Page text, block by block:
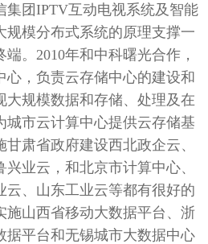
集团IPTV互动电视系统及智能
规模分布式系统的原理支撑一
。2010年和中科曙光合作，
心，负责云存储中心的建设和
大规模数据和存储、处理及在
城市云计算中心提供云存储基
肃省政府建设西北政企云、
业云，和北京市计算中心、
云、山东工业云等都有很好的
施山西省移动大数据平台、浙
据平台和无锡城市大数据中心